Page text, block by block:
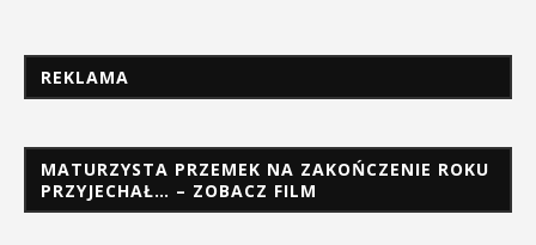
REKLAMA
MATURZYSTA PRZEMEK NA ZAKOŃCZENIE ROKU
PRZYJECHAŁ… – ZOBACZ FILM